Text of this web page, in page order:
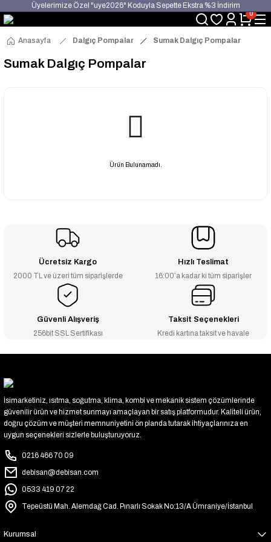
Üyelerimize Özel "uye2026" Koduyla Sepette Ekstra %3 İndirim
0
Anasayfa Dalgıç Pompalar Sumak Dalgıç Pompalar
Sumak Dalgıç Pompalar
Ürün Bulunamadı.
Ücretsiz Kargo
2000 TL ve üzeri tüm siparişlerde
Hızlı Teslimat
16:00’a kadar ki tüm siparişler
Güvenli Alışveriş
256bit SSL Sertifikası
Taksit Seçenekleri
Kredi kartına taksit ve havale
İsimarketiniz, ısıtma, soğutma, klima, kombi ve mekanik sistem çözümlerinde
güvenilir ürün ve hizmet sunmayı amaçlayan bir satış platformudur. Kaliteli ürün,
doğru çözüm ve müşteri memnuniyetini ön planda tutarak ihtiyaçlarınıza en
uygun seçenekleri sizlerle buluşturuyoruz.
0216 466 70 09
debisan@debisan.com
0533 419 07 22
Tepeüstü Mah. Alemdağ Cad. Pınarlı Sokak No:13/A Ümraniye/İstanbul
Kurumsal